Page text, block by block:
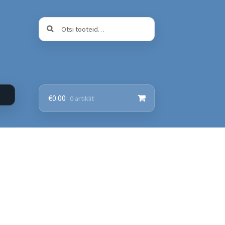
Otsi:
Otsi
€0.00 0 artiklit